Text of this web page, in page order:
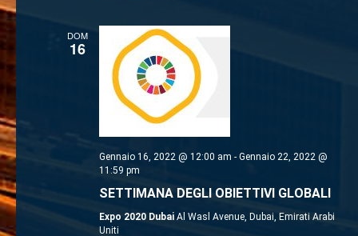
DOM
16
Gennaio 16, 2022 @ 12:00 am - Gennaio 22, 2022 @
11:59 pm
SETTIMANA DEGLI OBIETTIVI GLOBALI
Expo 2020 Dubai Al Wasl Avenue, Dubai, Emirati Arabi
Uniti